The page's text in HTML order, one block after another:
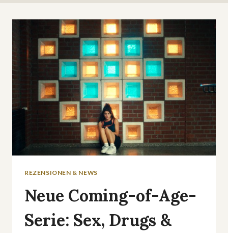
REZENSIONEN & NEWS
Neue Coming-of-Age-
Serie: Sex, Drugs &